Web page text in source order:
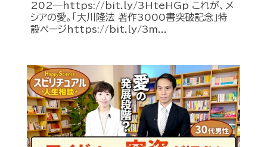
202―https://bit.ly/3HteHGp これが、メ
シアの愛。「大川隆法 著作3000書突破記念」特
設ページhttps://bit.ly/3m...